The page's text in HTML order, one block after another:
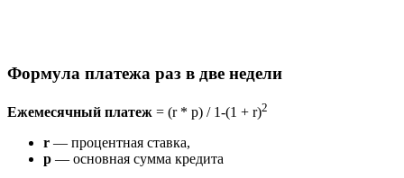
Формула платежа раз в две недели
Ежемесячный платеж = (r * p) / 1-(1 + r)2
r — процентная ставка,
p — основная сумма кредита